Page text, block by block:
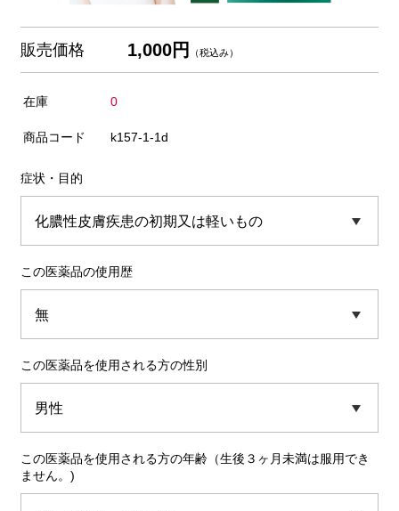
販売価格 1,000円 （税込み）
在庫 0
商品コード k157-1-1d
症状・目的
この医薬品の使用歴
この医薬品を使用される方の性別
この医薬品を使用される方の年齢（生後３ヶ月未満は服用でき
ません。)